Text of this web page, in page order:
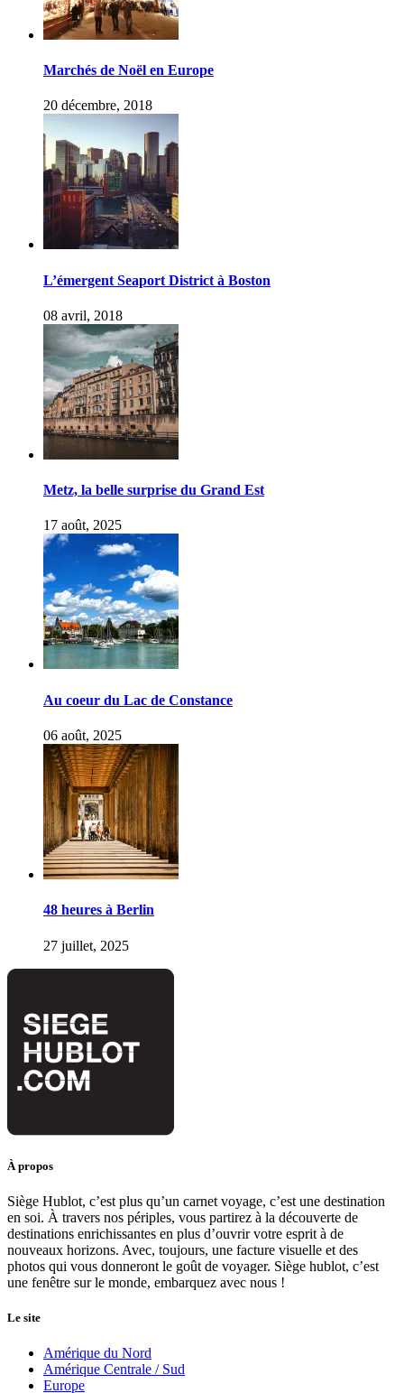
Marchés de Noël en Europe
20 décembre, 2018
L’émergent Seaport District à Boston
08 avril, 2018
Metz, la belle surprise du Grand Est
17 août, 2025
Au coeur du Lac de Constance
06 août, 2025
48 heures à Berlin
27 juillet, 2025
À propos
Siège Hublot, c’est plus qu’un carnet voyage, c’est une destination
en soi. À travers nos périples, vous partirez à la découverte de
destinations enrichissantes en plus d’ouvrir votre esprit à de
nouveaux horizons. Avec, toujours, une facture visuelle et des
photos qui vous donneront le goût de voyager. Siège hublot, c’est
une fenêtre sur le monde, embarquez avec nous !
Le site
Amérique du Nord
Amérique Centrale / Sud
Europe